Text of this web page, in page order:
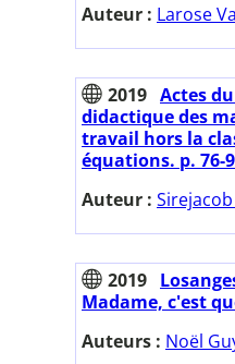
Auteur : Larose
2019 Actes
didactique des
travail hors la
équations. p. 76-
Auteur :
2019
Madame, c'est
Auteurs : Noël